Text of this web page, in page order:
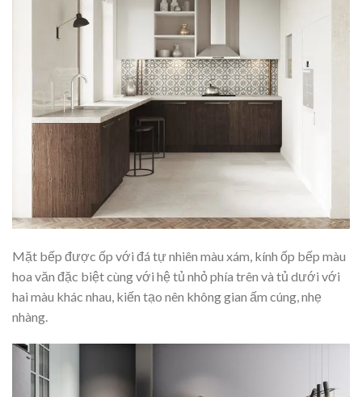
Mặt bếp được ốp với đá tự nhiên màu xám, kính ốp bếp màu
hoa văn đặc biệt cùng với hệ tủ nhỏ phía trên và tủ dưới với
hai màu khác nhau, kiến tạo nên không gian ấm cúng, nhẹ
nhàng.